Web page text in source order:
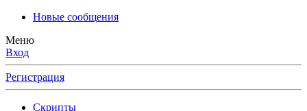
Новые сообщения
Меню
Вход
Регистрация
Скрипты